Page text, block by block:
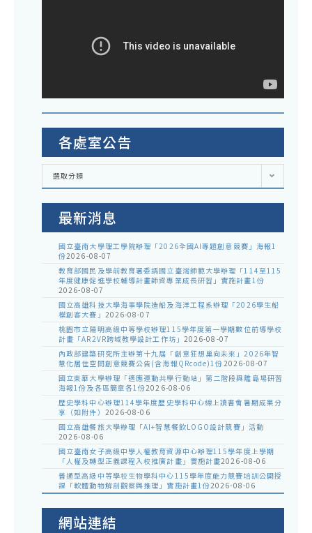
各處室公告
各
室
選取分類
最新消息
國立臺南大學理工學院辦理「2026全國AI專題創意競賽」海報1
份2026-08-07
教育部國民及學前教育署委請國立臺灣師範大學辦理「114至115
年度健康促進學校輔導計畫師資專業成長研習」實施計畫1份
2026-08-07
國立高雄科技大學海事學院造船及海洋工程系辦理「2026學生船
模創客大賽」 2026-08-07
桃園市立陽明高級中等學校辦理115學年度第一學期數位前導學校
計畫「AR2VR跨域教學設計工作坊」 2026-08-07
內政部建築研究所主辦第十九屆「創意狂想巢向未來」2026年智
慧化居住空間創意競賽公告(含海報QRcode)1份2026-08-07
國立東華大學辦理「適應運動共學行動站」第二階段與離島場研習
海報1份及各區簡章各1份2026-08-06
歷史學科中心辦理114學年度歷史學科中心線上讀書會暑期成果分
享（如附件） 2026-08-06
國立高雄餐旅大學辦理「AI+智慧餐飲LOGO設計競賽」活動
2026-08-06
國立臺南女子高級中學人權教育資源中心辦理115學年度上學期
「人權及轉型正義課程入校推廣計畫」實施計畫2026-08-06
普通型高級中等學校生物學科中心115學年度能力競賽培訓公開授
課「軟體動物解剖觀察與推理」實施計畫1份2026-08-06
網站連結